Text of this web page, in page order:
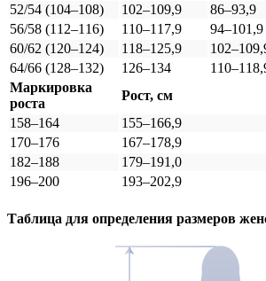
52/54 (104–108)
102–109,9 86–93,9
56/58 (112–116)
110–117,9 94–101,9
60/62 (120–124)
118–125,9
64/66 (128–132)
126–134
Маркировка
роста
Рост, см
158–164
155–166,9
170–176
167–178,9
182–188
179–191,0
196–200
193–202,9
Таблица для определения размеров